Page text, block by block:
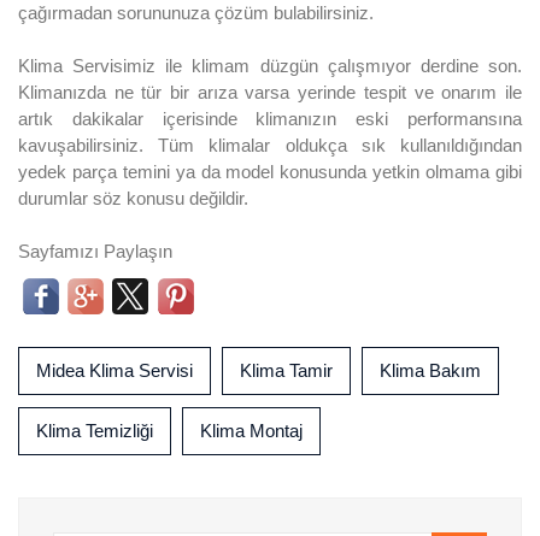
çağırmadan sorununuza çözüm bulabilirsiniz.
Klima Servisimiz ile klimam düzgün çalışmıyor derdine son.
Klimanızda ne tür bir arıza varsa yerinde tespit ve onarım ile
artık dakikalar içerisinde klimanızın eski performansına
kavuşabilirsiniz. Tüm klimalar oldukça sık kullanıldığından
yedek parça temini ya da model konusunda yetkin olmama gibi
durumlar söz konusu değildir.
Sayfamızı Paylaşın
Midea Klima Servisi Klima Tamir Klima Bakım
Klima Temizliği Klima Montaj